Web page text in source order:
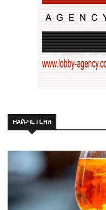
НАЙ-ЧЕТЕНИ